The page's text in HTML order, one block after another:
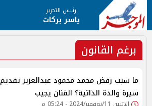
رئيس التحرير
ياسر بركات
برغم القانون
ما سبب رفض محمد محمود عبدالعزيز تقديم
سيرة والدة الذاتية؟ الفنان يجيب